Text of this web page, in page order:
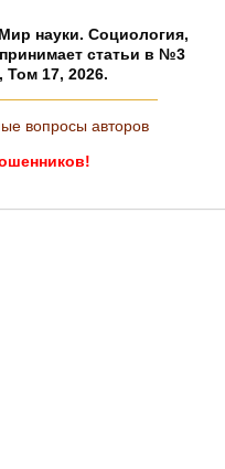
науки. Социология,
статьи в №3
17, 2026.
вопросы авторов